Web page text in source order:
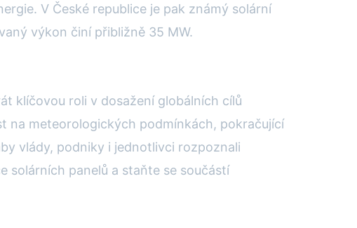
V České republice je pak známý solární
výkon činí přibližně 35 MW.
klíčovou roli v dosažení globálních cílů
na meteorologických podmínkách, pokračující
vlády, podniky i jednotlivci rozpoznali
solárních panelů a staňte se součástí